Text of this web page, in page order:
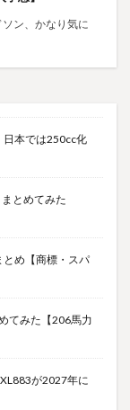
ン、かなり気に
日本では250cc化
とめてみた
とめ【商標・スパ
てみた【206馬力
が2027年に